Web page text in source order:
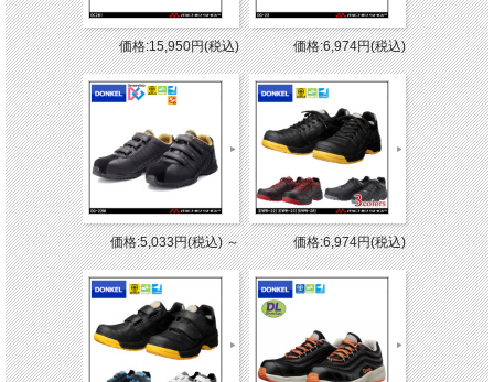
価格:15,950円(税込) 価格:6,974円(税込)
価格:5,033円(税込)～ 価格:6,974円(税込)